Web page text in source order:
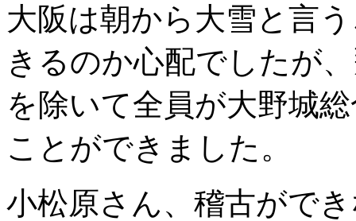
大阪は朝から大雪と言
きるのか心配でしたが
を除いて全員が大野城
ことができました。
小松原さん、稽古がで